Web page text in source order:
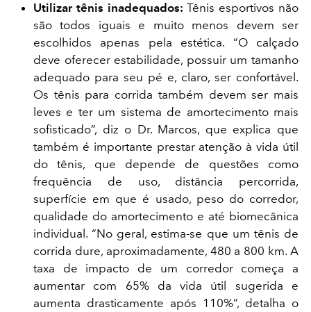
Utilizar tênis inadequados: Tênis esportivos não
são todos iguais e muito menos devem ser
escolhidos apenas pela estética. “O calçado
deve oferecer estabilidade, possuir um tamanho
adequado para seu pé e, claro, ser confortável.
Os tênis para corrida também devem ser mais
leves e ter um sistema de amortecimento mais
sofisticado”, diz o Dr. Marcos, que explica que
também é importante prestar atenção à vida útil
do tênis, que depende de questões como
frequência de uso, distância percorrida,
superfície em que é usado, peso do corredor,
qualidade do amortecimento e até biomecânica
individual. “No geral, estima-se que um tênis de
corrida dure, aproximadamente, 480 a 800 km. A
taxa de impacto de um corredor começa a
aumentar com 65% da vida útil sugerida e
aumenta drasticamente após 110%”, detalha o